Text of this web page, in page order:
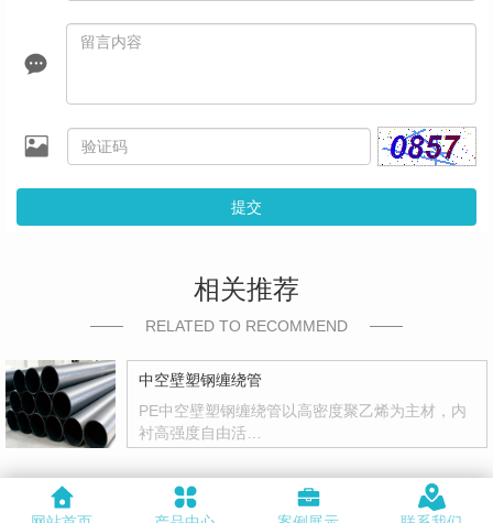
提交
相关推荐
RELATED TO RECOMMEND
中空壁塑钢缠绕管
PE中空壁塑钢缠绕管以高密度聚乙烯为主材，内
衬高强度自由活…